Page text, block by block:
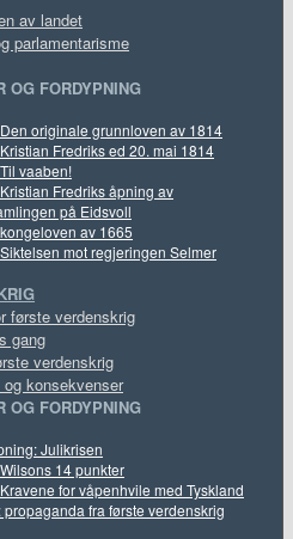
av landet
parlamentarisme
OG FORDYPNING
originale grunnloven av 1814
Fredriks ed 20. mai 1814
vaaben!
Fredriks åpning av
på Eidsvoll
av 1665
mot regjeringen Selmer
første verdenskrig
gang
verdenskrig
og konsekvenser
OG FORDYPNING
Julikrisen
14 punkter
for våpenhvile med Tyskland
propaganda fra første verdenskrig